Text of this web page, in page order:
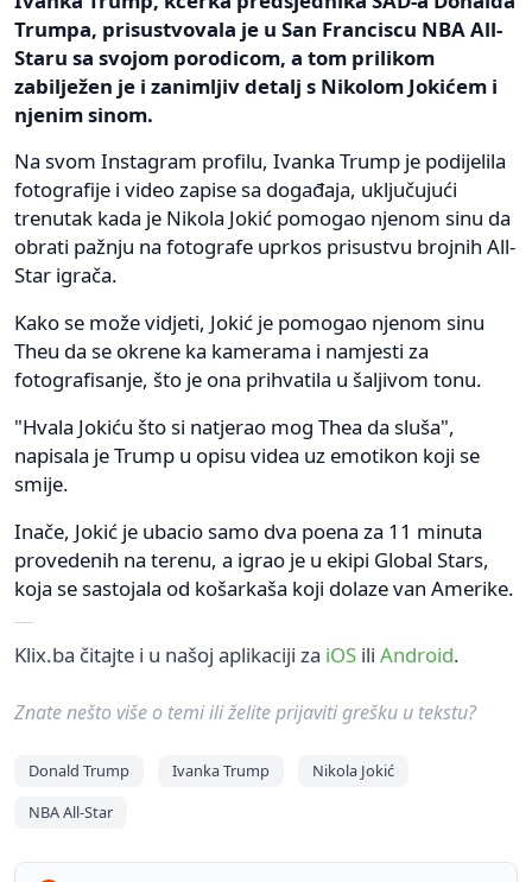
Trumpa, prisustvovala je u San Franciscu NBA All-
Staru sa svojom porodicom, a tom prilikom
zabilježen je i zanimljiv detalj s Nikolom Jokićem i
njenim sinom.
Na svom Instagram profilu, Ivanka Trump je podijelila
fotografije i video zapise sa događaja, uključujući
trenutak kada je Nikola Jokić pomogao njenom sinu da
obrati pažnju na fotografe uprkos prisustvu brojnih All-
Star igrača.
Kako se može vidjeti, Jokić je pomogao njenom sinu
Theu da se okrene ka kamerama i namjesti za
fotografisanje, što je ona prihvatila u šaljivom tonu.
"Hvala Jokiću što si natjerao mog Thea da sluša",
napisala je Trump u opisu videa uz emotikon koji se
smije.
Inače, Jokić je ubacio samo dva poena za 11 minuta
provedenih na terenu, a igrao je u ekipi Global Stars,
koja se sastojala od košarkaša koji dolaze van Amerike.
Klix.ba čitajte i u našoj aplikaciji za iOS ili Android.
Znate nešto više o temi ili želite prijaviti grešku u tekstu?
Donald Trump Ivanka Trump
Nikola Jokić
NBA All-Star